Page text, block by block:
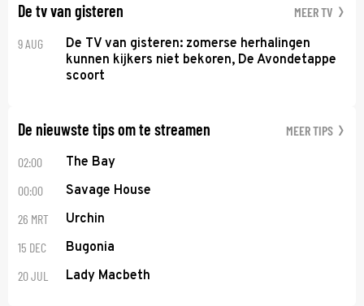
De tv van gisteren MEER TV
9 AUG
De TV van gisteren: zomerse herhalingen
kunnen kijkers niet bekoren, De Avondetappe
scoort
De nieuwste tips om te streamen MEER TIPS
02:00 The Bay
00:00 Savage House
26 MRT Urchin
15 DEC Bugonia
20 JUL Lady Macbeth